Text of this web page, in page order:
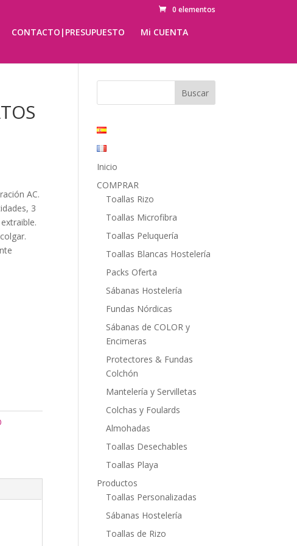
0 elementos
CONTACTO|PRESUPUESTO
Mi CUENTA
AC.
3
Inicio
COMPRAR
Toallas Rizo
Toallas Microfibra
Toallas Peluquería
Toallas Blancas Hostelería
Packs Oferta
Sábanas Hostelería
Fundas Nórdicas
Sábanas de COLOR y
Encimeras
Protectores & Fundas
Colchón
Mantelería y Servilletas
Colchas y Foulards
Almohadas
Toallas Desechables
Toallas Playa
Productos
Toallas Personalizadas
Sábanas Hostelería
Toallas de Rizo